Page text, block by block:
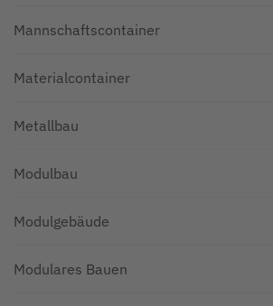
Mannschaftscontainer
Materialcontainer
Metallbau
Modulbau
Modulgebäude
Modulares Bauen